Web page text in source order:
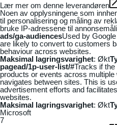
Lær mer om denne leverandøren
Noen av opplysningene som
til personalisering og måling av
bruke IP-adressene til
ads/ga-audiencesUsed by
are likely to convert to customers
behaviour across websites.
Maksimal lagringsvarighet: Økt
pagead/1p-user-list/#Tracks if
products or events across
navigates between sites. This is
advertisement efforts and
websites.
Maksimal lagringsvarighet: Økt
Microsoft
7